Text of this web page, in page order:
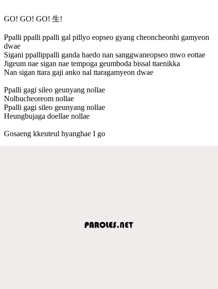
GO! GO! GO! 生!
Ppalli ppalli ppalli gal pillyo eopseo gyang cheoncheonhi gamyeon
dwae
Sigani ppallippalli ganda haedo nan sanggwaneopseo mwo eottae
Jigeum nae sigan nae tempoga geumboda bissal ttaenikka
Nan sigan ttara gaji anko nal ttaragamyeon dwae
Ppalli gagi sileo geunyang nollae
Nolbucheoreom nollae
Ppalli gagi sileo geunyang nollae
Heungbujaga doellae nollae
Gosaeng kkeuteul hyanghae I go